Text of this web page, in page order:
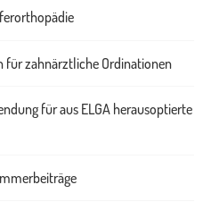
für zahnärztliche Ordinationen
für aus ELGA herausoptierte